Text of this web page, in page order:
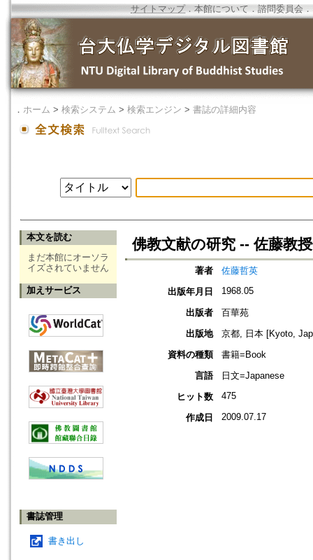
サイトマップ．本館について ． 諮問委員会 ．
． ホーム > 検索システム > 検索エンジン > 書誌の詳細内容
本文を読む
まだ本館にオーソラ
イズされていません
加えサービス
書誌管理
書き出し
佛教文献の研究 -- 佐藤教
著者
佐藤哲英
出版年月日
1968.05
出版者
百華苑
出版地
京都, 日本 [Kyoto,
資料の種類
書籍=Book
言語
日文=Japanese
ヒット数
475
作成日 2009.07.17